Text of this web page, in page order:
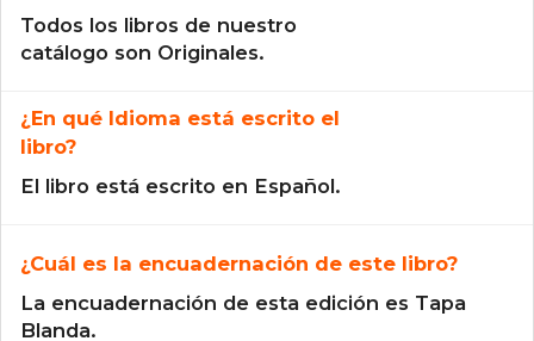
Todos los libros de nuestro
catálogo son Originales.
¿En qué Idioma está escrito el
libro?
El libro está escrito en Español.
¿Cuál es la encuadernación de este libro?
La encuadernación de esta edición es Tapa
Blanda.